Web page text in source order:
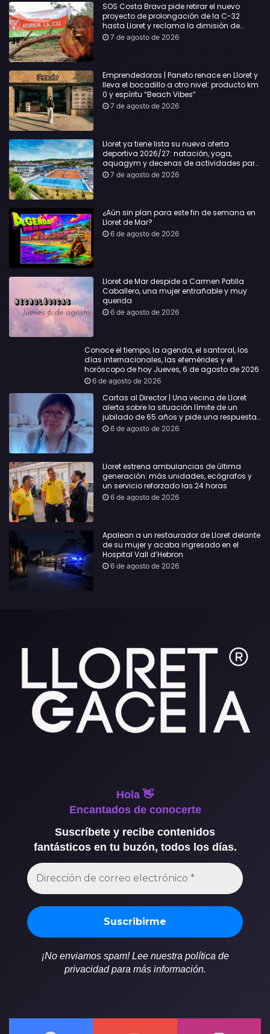
SOS Costa Brava pide retirar el nuevo
proyecto de prolongación de la C-32
hasta Lloret y reclama la dimisión de
Sílvia Paneque
7 de agosto de 2026
Emprendedoras | Paneto renace en Lloret y
lleva el bocadillo a otro nivel: producto km
0 y espíritu “Beach Vibes”
7 de agosto de 2026
Lloret ya tiene lista su nueva oferta
deportiva 2026/27: natación, yoga,
aquagym y decenas de actividades para
todas las edades
7 de agosto de 2026
¿Aún sin plan para este fin de semana en
Lloret de Mar?
6 de agosto de 2026
Lloret de Mar despide a Carmen Patilla
Caballero, una mujer entrañable y muy
querida
6 de agosto de 2026
Conoce el tiempo, la agenda, el santoral, los
días internacionales, las efemérides y el
horóscopo de hoy Jueves, 6 de agosto de 2026
6 de agosto de 2026
Cartas al Director | Una vecina de Lloret
alerta sobre la situación límite de un
jubilado de 65 años y pide una respuesta
urgente
6 de agosto de 2026
Lloret estrena ambulancias de última
generación: más unidades, ecógrafos y
un servicio reforzado las 24 horas
6 de agosto de 2026
Apalean a un restaurador de Lloret delante
de su mujer y acaba ingresado en el
Hospital Vall d’Hebron
6 de agosto de 2026
Hola 👋
Encantados de conocerte
Suscríbete y recibe contenidos
fantásticos en tu buzón, todos los días.
¡No enviamos spam! Lee nuestra política de
privacidad para más información.